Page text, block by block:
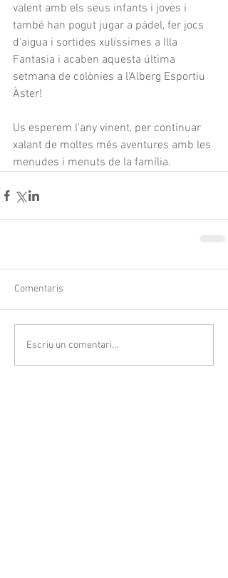
valent amb els seus infants i joves i
també han pogut jugar a pàdel, fer jocs
d'aigua i sortides xulíssimes a Illa
Fantasia i acaben aquesta última
setmana de colònies a l'Alberg Esportiu
Àster!
Us esperem l'any vinent, per continuar
xalant de moltes més aventures amb les
menudes i menuts de la família.
Comentaris
Escriu un comentari...